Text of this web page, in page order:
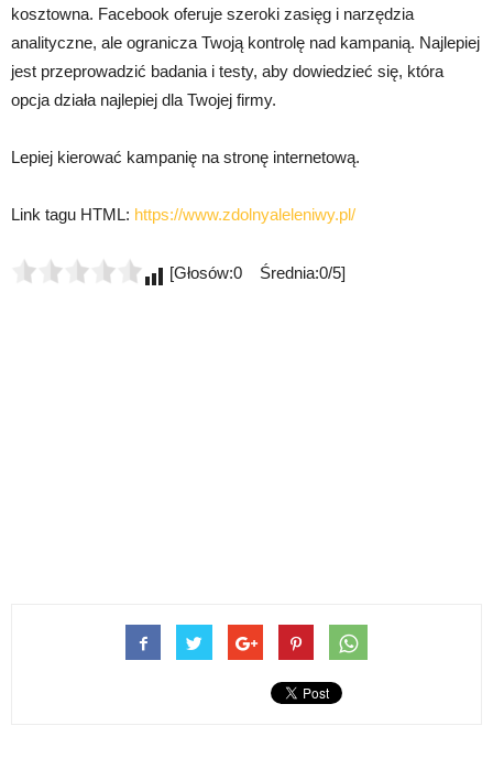
kosztowna. Facebook oferuje szeroki zasięg i narzędzia
analityczne, ale ogranicza Twoją kontrolę nad kampanią. Najlepiej
jest przeprowadzić badania i testy, aby dowiedzieć się, która
opcja działa najlepiej dla Twojej firmy.
Lepiej kierować kampanię na stronę internetową.
Link tagu HTML: https://www.zdolnyaleleniwy.pl/
[Głosów:0 Średnia:0/5]